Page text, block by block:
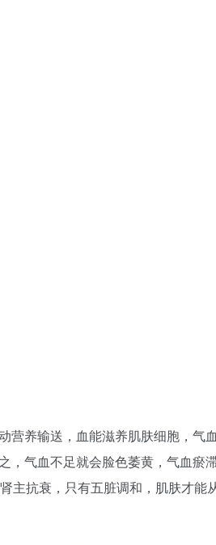
营养输送，血能滋养肌肤细胞，气
，气血不足就会脸色萎黄，气血瘀
主抗衰，只有五脏调和，肌肤才能